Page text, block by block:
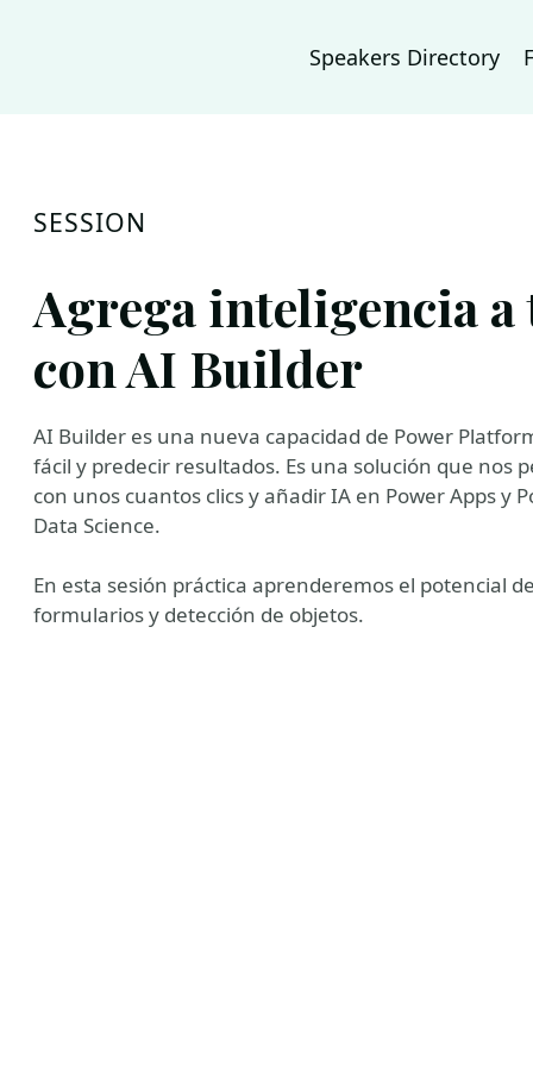
Speakers Directory
SESSION
Agrega inteligencia a
con AI Builder
AI Builder es una nueva capacidad de Power
fácil y predecir resultados. Es una solución que nos
con unos cuantos clics y añadir IA en Power Apps y
Data Science.
En esta sesión práctica aprenderemos el potencial
formularios y detección de objetos.